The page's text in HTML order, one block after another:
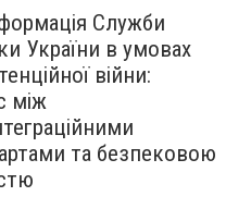
Служби
України в умовах
війни:
між
та безпековою